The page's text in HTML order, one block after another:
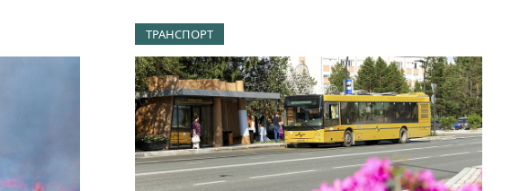
ТРАНСПОРТ